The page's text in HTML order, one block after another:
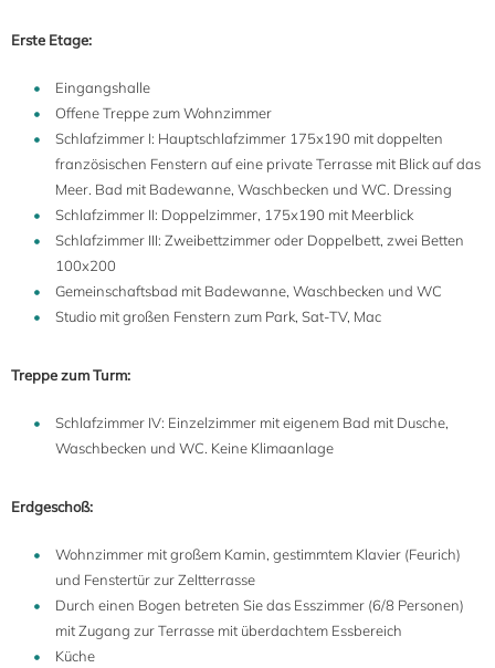
Erste Etage:
Eingangshalle
Offene Treppe zum Wohnzimmer
Schlafzimmer I: Hauptschlafzimmer 175x190 mit doppelten
französischen Fenstern auf eine private Terrasse mit Blick auf das
Meer. Bad mit Badewanne, Waschbecken und WC. Dressing
Schlafzimmer II: Doppelzimmer, 175x190 mit Meerblick
Schlafzimmer III: Zweibettzimmer oder Doppelbett, zwei Betten
100x200
Gemeinschaftsbad mit Badewanne, Waschbecken und WC
Studio mit großen Fenstern zum Park, Sat-TV, Mac
Treppe zum Turm:
Schlafzimmer IV: Einzelzimmer mit eigenem Bad mit Dusche,
Waschbecken und WC. Keine Klimaanlage
Erdgeschoß:
Wohnzimmer mit großem Kamin, gestimmtem Klavier (Feurich)
und Fenstertür zur Zeltterrasse
Durch einen Bogen betreten Sie das Esszimmer (6/8 Personen)
mit Zugang zur Terrasse mit überdachtem Essbereich
Küche